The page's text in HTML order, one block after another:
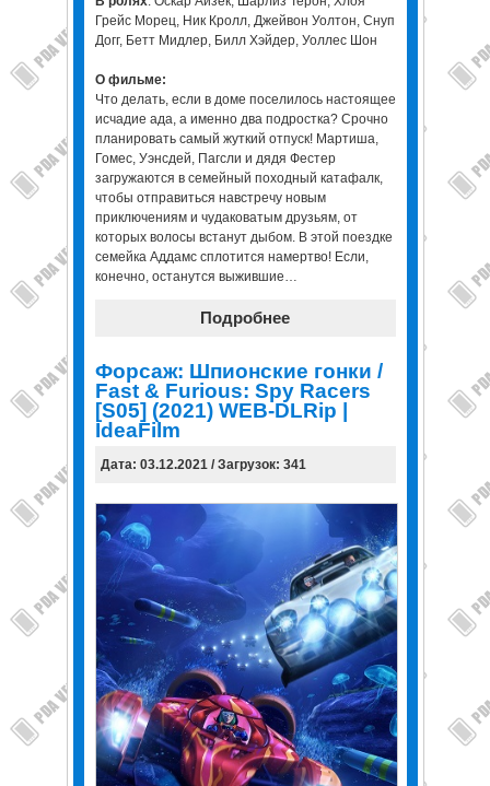
Грейс Морец, Ник Кролл, Джейвон Уолтон, Снуп
Догг, Бетт Мидлер, Билл Хэйдер, Уоллес Шон
О фильме:
Что делать, если в доме поселилось настоящее
исчадие ада, а именно два подростка? Срочно
планировать самый жуткий отпуск! Мартиша,
Гомес, Уэнсдей, Пагсли и дядя Фестер
загружаются в семейный походный катафалк,
чтобы отправиться навстречу новым
приключениям и чудаковатым друзьям, от
которых волосы встанут дыбом. В этой поездке
семейка Аддамс сплотится намертво! Если,
конечно, останутся выжившие…
Подробнее
Форсаж: Шпионские гонки /
Fast & Furious: Spy Racers
[S05] (2021) WEB-DLRip |
IdeaFilm
Дата: 03.12.2021 / Загрузок: 341